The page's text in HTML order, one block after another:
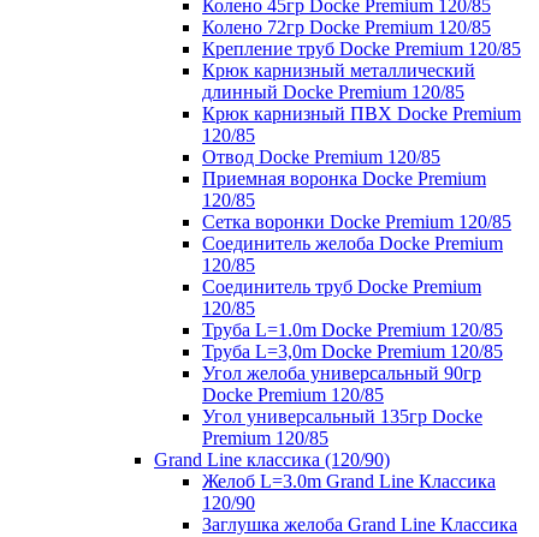
Колено 45гр Docke Premium 120/85
Колено 72гр Docke Premium 120/85
Крепление труб Docke Premium 120/85
Крюк карнизный металлический
длинный Docke Premium 120/85
Крюк карнизный ПВХ Docke Premium
120/85
Отвод Docke Premium 120/85
Приемная воронка Docke Premium
120/85
Сетка воронки Docke Premium 120/85
Соединитель желоба Docke Premium
120/85
Соединитель труб Docke Premium
120/85
Труба L=1.0m Docke Premium 120/85
Труба L=3,0m Docke Premium 120/85
Угол желоба универсальный 90гр
Docke Premium 120/85
Угол универсальный 135гр Docke
Premium 120/85
Grand Line классика (120/90)
Желоб L=3.0m Grand Line Классика
120/90
Заглушка желоба Grand Line Классика